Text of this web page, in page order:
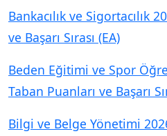
Bankacılık ve Sigortacılık
ve Başarı Sırası (EA)
Beden Eğitimi ve Spor
Taban Puanları ve Başarı
Bilgi ve Belge Yönetimi